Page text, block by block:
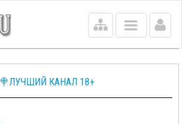
Main
menu
🍭ЛУЧШИЙ КАНАЛ 18+